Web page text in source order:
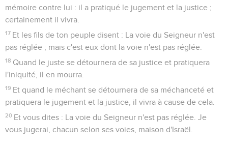
mémoire contre lui : il a pratiqué le jugement et la justice ;
certainement il vivra.
17 Et les fils de ton peuple disent : La voie du Seigneur n'est
pas réglée ; mais c'est eux dont la voie n'est pas réglée.
18 Quand le juste se détournera de sa justice et pratiquera
l'iniquité, il en mourra.
19 Et quand le méchant se détournera de sa méchanceté et
pratiquera le jugement et la justice, il vivra à cause de cela.
20 Et vous dites : La voie du Seigneur n'est pas réglée. Je
vous jugerai, chacun selon ses voies, maison d'Israël.